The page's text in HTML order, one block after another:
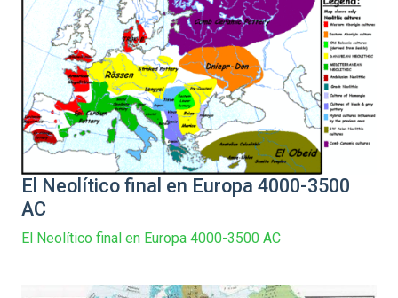
El Neolítico final en Europa 4000-3500
AC
El Neolítico final en Europa 4000-3500 AC